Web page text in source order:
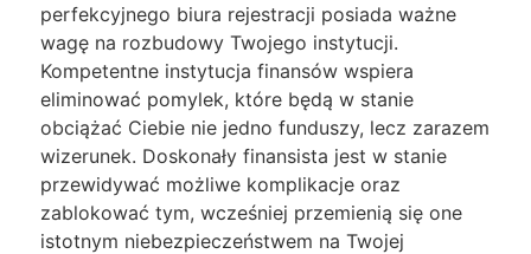
perfekcyjnego biura rejestracji posiada ważne
wagę na rozbudowy Twojego instytucji.
Kompetentne instytucja finansów wspiera
eliminować pomylek, które będą w stanie
obciążać Ciebie nie jedno funduszy, lecz zarazem
wizerunek. Doskonały finansista jest w stanie
przewidywać możliwe komplikacje oraz
zablokować tym, wcześniej przemienią się one
istotnym niebezpieczeństwem na Twojej